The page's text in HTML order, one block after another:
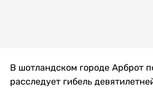
В шотландском городе Арброт
расследует гибель